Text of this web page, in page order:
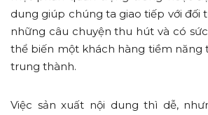
dung giúp chúng ta giao tiếp với đối
những câu chuyện thu hút và có
thể biến một khách hàng tiềm năng
trung thành.
Việc sản xuất nội dung thì dễ,